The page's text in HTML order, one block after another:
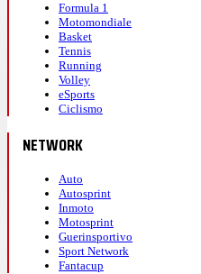
Formula 1
Motomondiale
Basket
Tennis
Running
Volley
eSports
Ciclismo
NETWORK
Auto
Autosprint
Inmoto
Motosprint
Guerinsportivo
Sport Network
Fantacup